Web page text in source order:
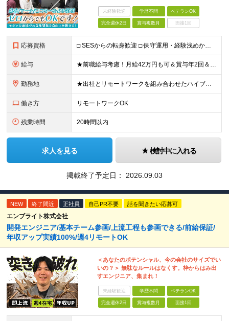
未経験歓迎 学歴不問 ベテランOK
完全週休2日 賞与複数月 面接1回
応募資格 □ SESからの転身歓迎 □ 保守運用・経験浅めからのチャレンジ歓迎 ■ 学歴不問 ■ 何らかのシステム開発経験をお持ちの方（言語・年数不問） ＜当社で経験できること＞ ・企画、要件定義、設計、実装
給与 ★前職給与考慮！月給42万円も可＆賞与年2回＆昇給随時！★ ■月給29万円～42万円＋賞与年2回＋交通費 ※前職の給与やスキルを考慮し決定します ※固定残業代（月45時間分／7万7,000円～11万
勤務地 ★出社とリモートワークを組み合わせたハイブリッド勤務！ ★幡ヶ谷駅から徒歩1分！ 【本社】 東京都渋谷区幡ヶ谷1-34-14 宝ビル3F ※(変更の範囲)上記を除く当社関連勤務地
働き方 リモートワークOK
残業時間 20時間以内
求人を見る 検討中に入れる
掲載終了予定日： 2026.09.03
NEW 終了間近 正社員 自己PR不要 話を聞きたい応募可
エンブライト株式会社
開発エンジニア/基本チーム参画/上流工程も参画できる/前給保証/
年収アップ実績100%/週4リモートOK
＜あなたのポテンシャル、今の会社のサイズでい
いの？＞ 無駄なルールはなくす。枠からはみ出
すエンジニア、集まれ！
未経験歓迎 学歴不問 ベテランOK
完全週休2日 賞与複数月 面接1回